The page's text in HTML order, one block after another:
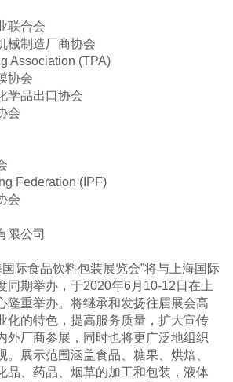
联合会
械制造厂商协会
Association (TPA)
协会
学品出口协会
会
Federation (IPF)
会
限公司
际食品饮料包装展览会”将与上海国际
同期举办，于2020年6月10-12日在上
隆重举办。将继承和发扬往届展会高
化的特色，提高服务质量，扩大宣传
外厂商参展，同时也将更广泛地组织
。展示范围涵盖食品、糖果、烘焙、
品、药品、烟草的加工和包装，液体